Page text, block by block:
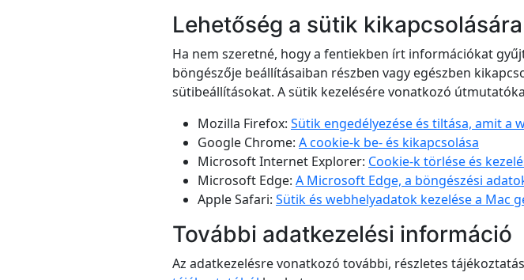
Lehetőség a sütik kikapcsolására
Ha nem szeretné, hogy a fentiekben írt információkat
böngészője beállításaiban részben vagy egészben
sütibeállításokat. A sütik kezelésére vonatkozó
Mozilla Firefox: Sütik engedélyezése és tiltása, amit a
Google Chrome: A cookie-k be- és kikapcsolása
Microsoft Internet Explorer: Cookie-k törlése és
Microsoft Edge: A Microsoft Edge, a böngészési
Apple Safari: Sütik és webhelyadatok kezelése a Mac
További adatkezelési információ
Az adatkezelésre vonatkozó további, részletes